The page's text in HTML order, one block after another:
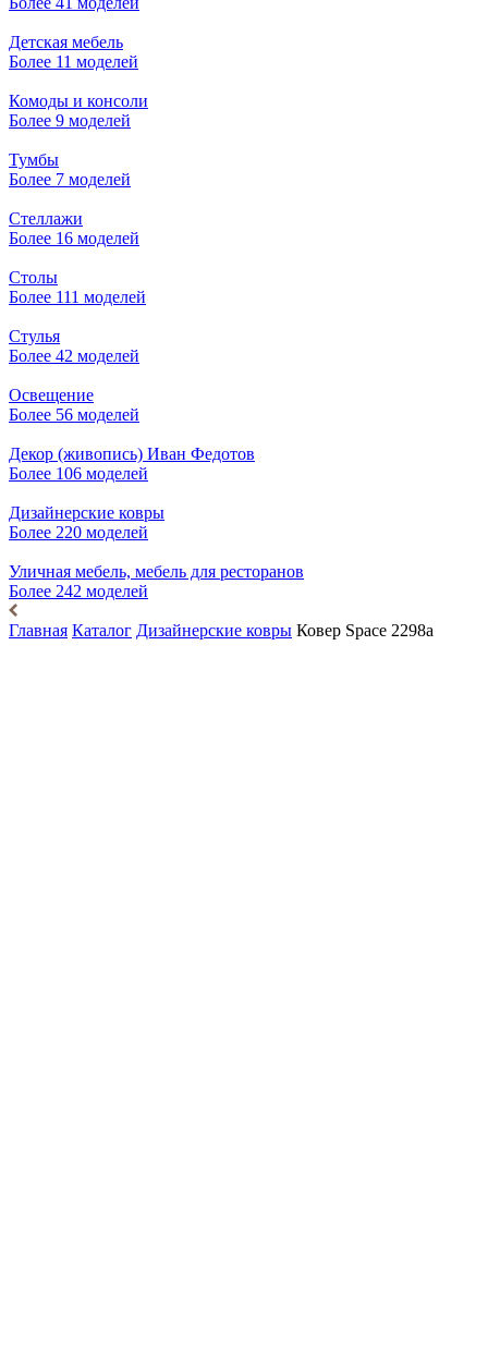
Детская мебель
Более 11 моделей
Комоды и консоли
Более 9 моделей
Тумбы
Более 7 моделей
Стеллажи
Более 16 моделей
Столы
Более 111 моделей
Стулья
Более 42 моделей
Освещение
Более 56 моделей
Декор (живопись) Иван Федотов
Более 106 моделей
Дизайнерские ковры
Более 220 моделей
Уличная мебель, мебель для ресторанов
Более 242 моделей
Главная Каталог Дизайнерские ковры Ковер Space 2298а